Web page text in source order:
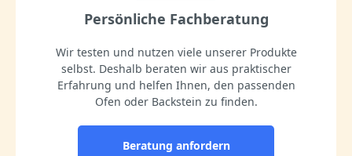
Persönliche Fachberatung
Wir testen und nutzen viele unserer Produkte
selbst. Deshalb beraten wir aus praktischer
Erfahrung und helfen Ihnen, den passenden
Ofen oder Backstein zu finden.
Beratung anfordern